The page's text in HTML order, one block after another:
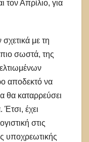
τον Απρίλιο, για
με τη
σωστά, της
αποδεκτό να
θα καταρρεύσει
Έτσι, έχει
στις
υποχρεωτικής